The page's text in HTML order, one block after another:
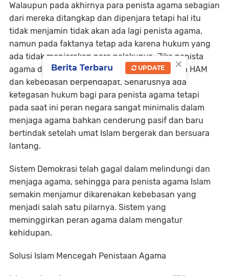
Walaupun pada akhirnya para penista agama sebagian
dari mereka ditangkap dan dipenjara tetapi hal itu
tidak menjamin tidak akan ada lagi penista agama,
namun pada faktanya tetap ada karena hukum yang
ada tidak menjerakan para pelakunya. Jika penista
agama ditindak tegas, ini berbenturan dengan HAM
dan kebebasan berpendapat. Seharusnya ada
ketegasan hukum bagi para penista agama tetapi
pada saat ini peran negara sangat minimalis dalam
menjaga agama bahkan cenderung pasif dan baru
bertindak setelah umat Islam bergerak dan bersuara
lantang.
Sistem Demokrasi telah gagal dalam melindungi dan
menjaga agama, sehingga para penista agama Islam
semakin menjamur dikarenakan kebebasan yang
menjadi salah satu pilarnya. Sistem yang
meminggirkan peran agama dalam mengatur
kehidupan.
Solusi Islam Mencegah Penistaan Agama
×
Berita Terbaru UPDATE